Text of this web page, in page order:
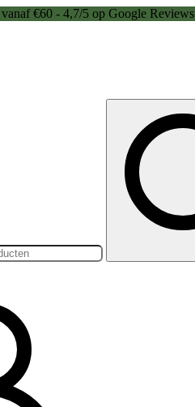
€60 - 4,7/5 op Google Reviews